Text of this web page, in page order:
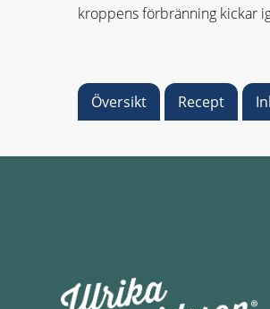
kroppens förbränning kickar
Översikt Recept